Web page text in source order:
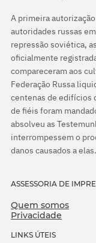
A primeira
autoridades russas
repressão soviética,
oficialmente
compareceram aos
Federação Russa
centenas de edifícios
de fiéis foram
absolveu as
interrompessem o
danos causados a elas.
ASSESSORIA DE
Quem somos
Privacidade
LINKS ÚTEIS